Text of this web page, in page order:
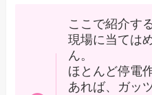
ここで紹介す
現場に当ては
ん。
ほとんど停電
あれば、ガッ